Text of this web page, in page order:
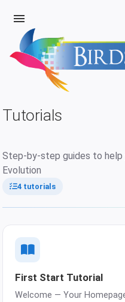
menu
Tutorials
Step-by-step guides to
Evolution
4 tutorials
First Start Tutorial
Welcome — Your